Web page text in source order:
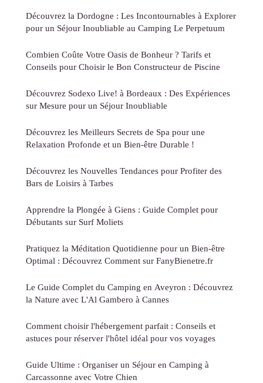
Découvrez la Dordogne : Les Incontournables à Explorer
pour un Séjour Inoubliable au Camping Le Perpetuum
Combien Coûte Votre Oasis de Bonheur ? Tarifs et
Conseils pour Choisir le Bon Constructeur de Piscine
Découvrez Sodexo Live! à Bordeaux : Des Expériences
sur Mesure pour un Séjour Inoubliable
Découvrez les Meilleurs Secrets de Spa pour une
Relaxation Profonde et un Bien-être Durable !
Découvrez les Nouvelles Tendances pour Profiter des
Bars de Loisirs à Tarbes
Apprendre la Plongée à Giens : Guide Complet pour
Débutants sur Surf Moliets
Pratiquez la Méditation Quotidienne pour un Bien-être
Optimal : Découvrez Comment sur FanyBienetre.fr
Le Guide Complet du Camping en Aveyron : Découvrez
la Nature avec L'Al Gambero à Cannes
Comment choisir l'hébergement parfait : Conseils et
astuces pour réserver l'hôtel idéal pour vos voyages
Guide Ultime : Organiser un Séjour en Camping à
Carcassonne avec Votre Chien